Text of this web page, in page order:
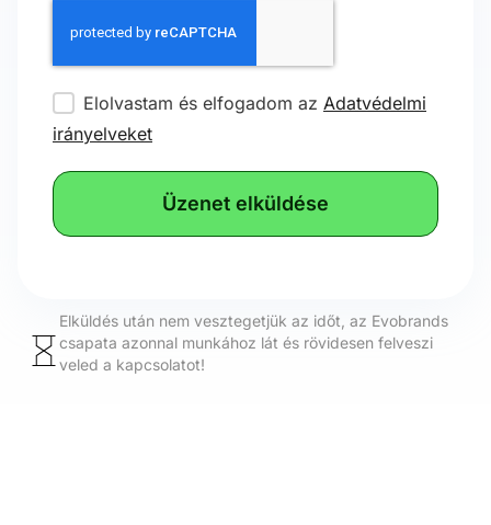
Elolvastam és elfogadom az Adatvédelmi
irányelveket
Üzenet elküldése
Elküldés után nem vesztegetjük az időt, az Evobrands
csapata azonnal munkához lát és rövidesen felveszi
veled a kapcsolatot!